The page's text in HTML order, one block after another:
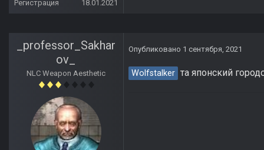
Регистрация
18.01.2021
_professor_Sakhar
ov_
NLC Weapon Aesthetic
Опубликовано 1 сентября, 2021
Wolfstalker та японский